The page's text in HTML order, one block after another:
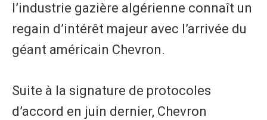
l’industrie gazière algérienne connaît un
regain d’intérêt majeur avec l’arrivée du
géant américain Chevron.
Suite à la signature de protocoles
d’accord en juin dernier, Chevron